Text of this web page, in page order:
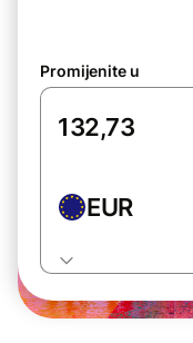
Promijenite u
EUR